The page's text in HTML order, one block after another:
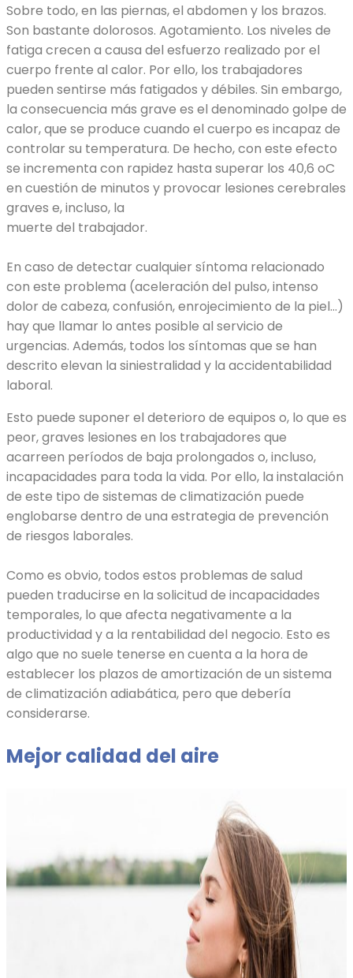
Sobre todo, en las piernas, el abdomen y los brazos.
Son bastante dolorosos. Agotamiento. Los niveles de
fatiga crecen a causa del esfuerzo realizado por el
cuerpo frente al calor. Por ello, los trabajadores
pueden sentirse más fatigados y débiles. Sin embargo,
la consecuencia más grave es el denominado golpe de
calor, que se produce cuando el cuerpo es incapaz de
controlar su temperatura. De hecho, con este efecto
se incrementa con rapidez hasta superar los 40,6 oC
en cuestión de minutos y provocar lesiones cerebrales
graves e, incluso, la
muerte del trabajador.
En caso de detectar cualquier síntoma relacionado
con este problema (aceleración del pulso, intenso
dolor de cabeza, confusión, enrojecimiento de la piel…)
hay que llamar lo antes posible al servicio de
urgencias. Además, todos los síntomas que se han
descrito elevan la siniestralidad y la accidentabilidad
laboral.
Esto puede suponer el deterioro de equipos o, lo que es
peor, graves lesiones en los trabajadores que
acarreen períodos de baja prolongados o, incluso,
incapacidades para toda la vida. Por ello, la instalación
de este tipo de sistemas de climatización puede
englobarse dentro de una estrategia de prevención
de riesgos laborales.
Como es obvio, todos estos problemas de salud
pueden traducirse en la solicitud de incapacidades
temporales, lo que afecta negativamente a la
productividad y a la rentabilidad del negocio. Esto es
algo que no suele tenerse en cuenta a la hora de
establecer los plazos de amortización de un sistema
de climatización adiabática, pero que debería
considerarse.
Mejor calidad del aire